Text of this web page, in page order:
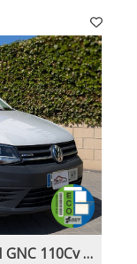
Volkswagen Caddy Kombi 1.4 TGI GNC 110Cv Etiqueta ECO IVA y garantía Inc Nacional Pocos km